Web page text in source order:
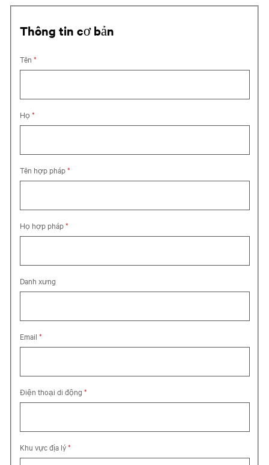
Thông tin cơ bản
Tên *
Họ*
Tên hợp pháp*
Họ hợp pháp*
Danh xưng
Email *
Điện thoại di động *
Khu vực địa lý*Chọn một tùy chọn